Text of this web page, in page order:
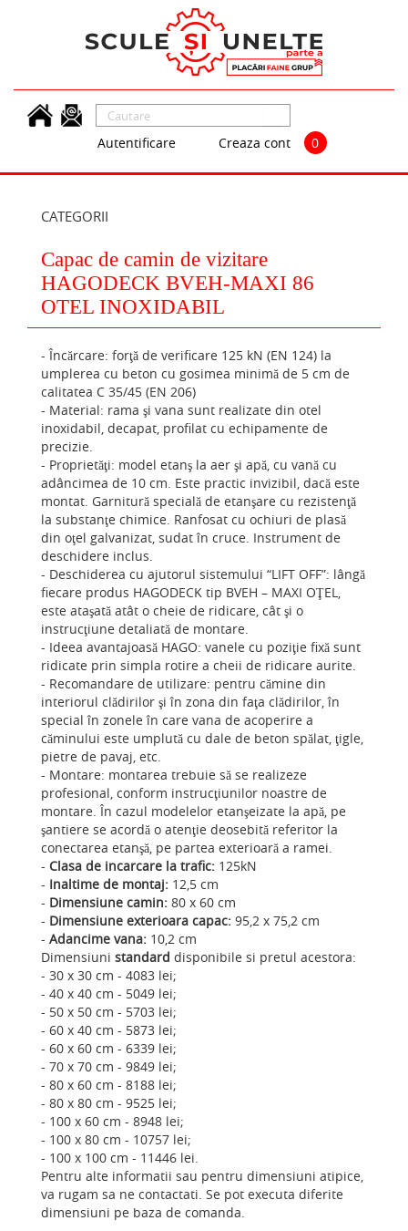
Autentificare Creaza cont 0
CATEGORII
Capac de camin de vizitare
HAGODECK BVEH-MAXI 86
OTEL INOXIDABIL
- Încărcare: forţă de verificare 125 kN (EN 124) la
umplerea cu beton cu gosimea minimă de 5 cm de
calitatea C 35/45 (EN 206)
- Material: rama şi vana sunt realizate din otel
inoxidabil, decapat, profilat cu echipamente de
precizie.
- Proprietăţi: model etanş la aer şi apă, cu vană cu
adâncimea de 10 cm. Este practic invizibil, dacă este
montat. Garnitură specială de etanşare cu rezistenţă
la substanţe chimice. Ranfosat cu ochiuri de plasă
din oţel galvanizat, sudat în cruce. Instrument de
deschidere inclus.
- Deschiderea cu ajutorul sistemului “LIFT OFF”: lângă
fiecare produs HAGODECK tip BVEH – MAXI OŢEL,
este ataşată atât o cheie de ridicare, cât şi o
instrucţiune detaliată de montare.
- Ideea avantajoasă HAGO: vanele cu poziţie fixă sunt
ridicate prin simpla rotire a cheii de ridicare aurite.
- Recomandare de utilizare: pentru cămine din
interiorul clădirilor şi în zona din faţa clădirilor, în
special în zonele în care vana de acoperire a
căminului este umplută cu dale de beton spălat, ţigle,
pietre de pavaj, etc.
- Montare: montarea trebuie să se realizeze
profesional, conform instrucţiunilor noastre de
montare. În cazul modelelor etanşeizate la apă, pe
şantiere se acordă o atenţie deosebită referitor la
conectarea etanşă, pe partea exterioară a ramei.
- Clasa de incarcare la trafic: 125kN
- Inaltime de montaj: 12,5 cm
- Dimensiune camin: 80 x 60 cm
- Dimensiune exterioara capac: 95,2 x 75,2 cm
- Adancime vana: 10,2 cm
Dimensiuni standard disponibile si pretul acestora:
- 30 x 30 cm - 4083 lei;
- 40 x 40 cm - 5049 lei;
- 50 x 50 cm - 5703 lei;
- 60 x 40 cm - 5873 lei;
- 60 x 60 cm - 6339 lei;
- 70 x 70 cm - 9849 lei;
- 80 x 60 cm - 8188 lei;
- 80 x 80 cm - 9525 lei;
- 100 x 60 cm - 8948 lei;
- 100 x 80 cm - 10757 lei;
- 100 x 100 cm - 11446 lei.
Pentru alte informatii sau pentru dimensiuni atipice,
va rugam sa ne contactati. Se pot executa diferite
dimensiuni pe baza de comanda.